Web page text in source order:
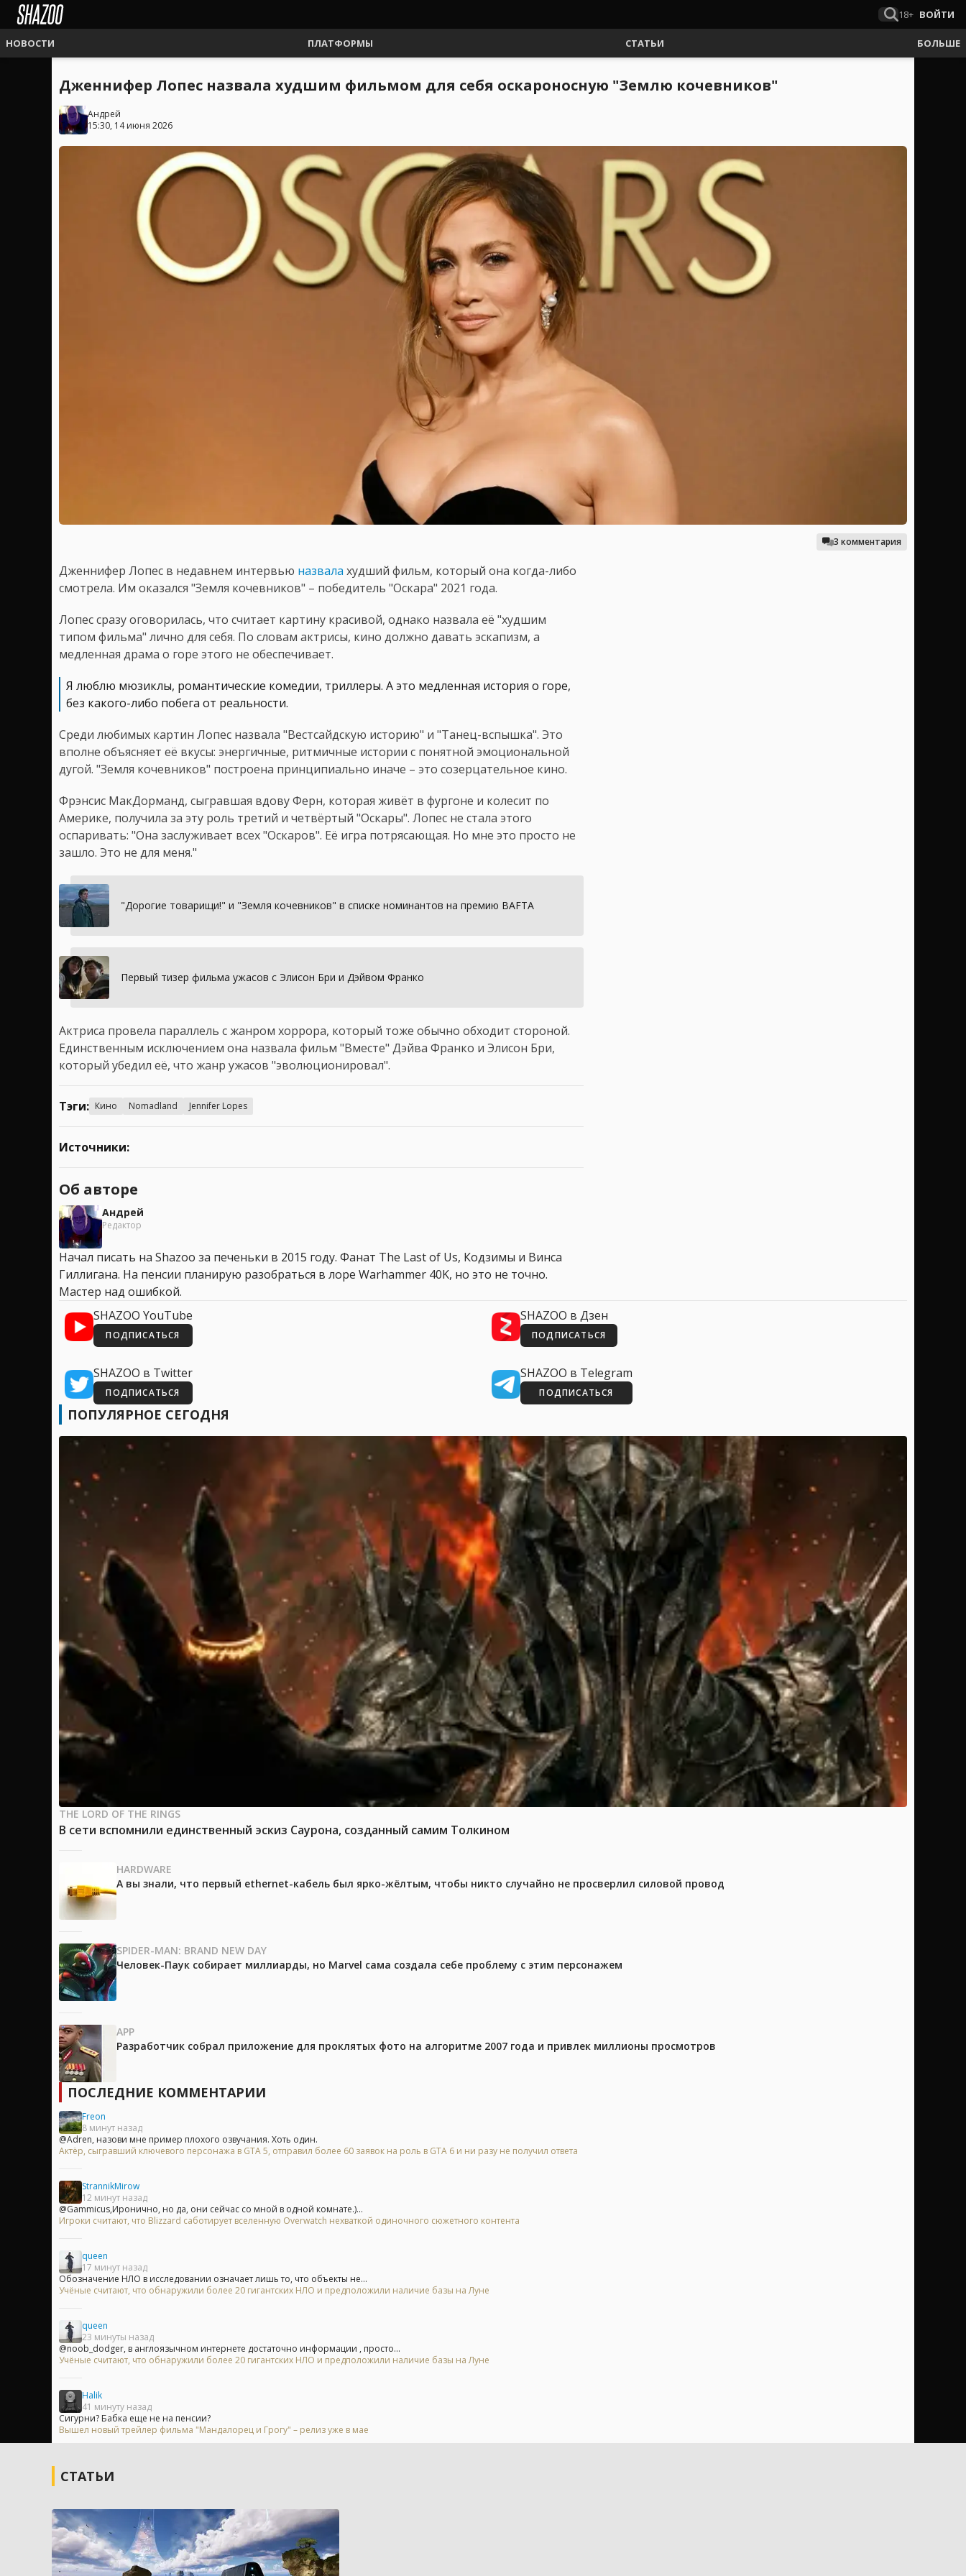
18+ ВОЙТИ
НОВОСТИ ПЛАТФОРМЫ СТАТЬИ БОЛЬШЕ
Дженнифер Лопес назвала худшим фильмом для себя оскароносную "Землю кочевников"
Андрей
15:30, 14 июня 2026
3 комментария
Дженнифер Лопес в недавнем интервью назвала худший фильм, который она когда-либо
смотрела. Им оказался "Земля кочевников" – победитель "Оскара" 2021 года.
Лопес сразу оговорилась, что считает картину красивой, однако назвала её "худшим
типом фильма" лично для себя. По словам актрисы, кино должно давать эскапизм, а
медленная драма о горе этого не обеспечивает.
Я люблю мюзиклы, романтические комедии, триллеры. А это медленная история о горе,
без какого-либо побега от реальности.
Среди любимых картин Лопес назвала "Вестсайдскую историю" и "Танец-вспышка". Это
вполне объясняет её вкусы: энергичные, ритмичные истории с понятной эмоциональной
дугой. "Земля кочевников" построена принципиально иначе – это созерцательное кино.
Фрэнсис МакДорманд, сыгравшая вдову Ферн, которая живёт в фургоне и колесит по
Америке, получила за эту роль третий и четвёртый "Оскары". Лопес не стала этого
оспаривать: "Она заслуживает всех "Оскаров". Её игра потрясающая. Но мне это просто не
зашло. Это не для меня."
"Дорогие товарищи!" и "Земля кочевников" в списке номинантов на премию BAFTA
Первый тизер фильма ужасов с Элисон Бри и Дэйвом Франко
Актриса провела параллель с жанром хоррора, который тоже обычно обходит стороной.
Единственным исключением она назвала фильм "Вместе" Дэйва Франко и Элисон Бри,
который убедил её, что жанр ужасов "эволюционировал".
Тэги: Кино Nomadland Jennifer Lopes
Источники:
Об авторе
Андрей
Редактор
Начал писать на Shazoo за печеньки в 2015 году. Фанат The Last of Us, Кодзимы и Винса
Гиллигана. На пенсии планирую разобраться в лоре Warhammer 40K, но это не точно.
Мастер над ошибкой.
SHAZOO YouTube
ПОДПИСАТЬСЯ
SHAZOO в Дзен
ПОДПИСАТЬСЯ
SHAZOO в Twitter
ПОДПИСАТЬСЯ
SHAZOO в Telegram
ПОДПИСАТЬСЯ
ПОПУЛЯРНОЕ СЕГОДНЯ
THE LORD OF THE RINGS
В сети вспомнили единственный эскиз Саурона, созданный самим Толкином
HARDWARE
А вы знали, что первый ethernet-кабель был ярко-жёлтым, чтобы никто случайно не просверлил силовой провод
SPIDER-MAN: BRAND NEW DAY
Человек-Паук собирает миллиарды, но Marvel сама создала себе проблему с этим персонажем
APP
Разработчик собрал приложение для проклятых фото на алгоритме 2007 года и привлек миллионы просмотров
ПОСЛЕДНИЕ КОММЕНТАРИИ
Freon
8 минут назад
@Adren, назови мне пример плохого озвучания. Хоть один.
Актёр, сыгравший ключевого персонажа в GTA 5, отправил более 60 заявок на роль в GTA 6 и ни разу не получил ответа
StrannikMirow
12 минут назад
@Gammicus,Иронично, но да, они сейчас со мной в одной комнате.)...
Игроки считают, что Blizzard саботирует вселенную Overwatch нехваткой одиночного сюжетного контента
queen
17 минут назад
Обозначение НЛО в исследовании означает лишь то, что объекты не...
Учёные считают, что обнаружили более 20 гигантских НЛО и предположили наличие базы на Луне
queen
23 минуты назад
@noob_dodger, в англоязычном интернете достаточно информации , просто...
Учёные считают, что обнаружили более 20 гигантских НЛО и предположили наличие базы на Луне
Halik
41 минуту назад
Сигурни? Бабка еще не на пенсии?
Вышел новый трейлер фильма "Мандалорец и Грогу" – релиз уже в мае
СТАТЬИ